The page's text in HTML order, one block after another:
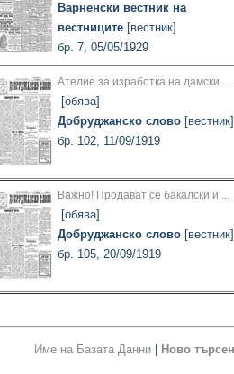
Варненски вестник на
вестниците [вестник]
бр. 7, 05/05/1929
Ателие за изработка на дамски ...
[обява]
Добруджанско слово [вестник]
бр. 102, 11/09/1919
Важно! Продават се бакалски и ...
[обява]
Добруджанско слово [вестник]
бр. 105, 20/09/1919
Име на Базата Данни Ново